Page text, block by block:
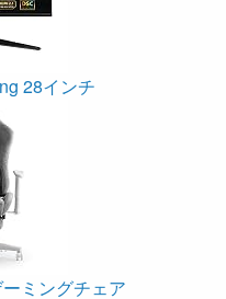
28インチ
ミングチェア